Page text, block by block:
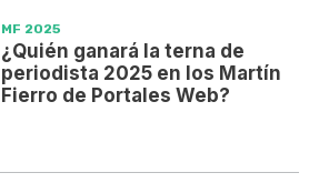
MF 2025
¿Quién ganará la terna de
periodista 2025 en los Martín
Fierro de Portales Web?